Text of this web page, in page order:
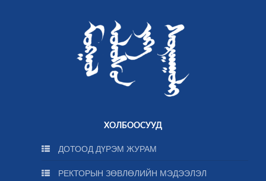
ХОЛБООСУУД
ДОТООД ДҮРЭМ ЖУРАМ
РЕКТОРЫН ЗӨВЛӨЛИЙН МЭДЭЭЛЭЛ